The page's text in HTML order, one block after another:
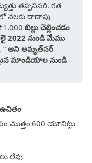
తప్పనిసరి. గత
నెలకు దాదాపు
బిల్లు చెల్లించడం
2022 నుండి మేము
” అని అమృత్‌సర్
మాండియాల నుండి
ఉచితం
మొత్తం 600 యూనిట్లు
లేవు